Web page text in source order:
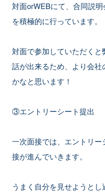
対面orWEBにて、合同説
を積極的に行っています。
対面で参加していただく
話が出来るため、より会
かなと思います！
③エントリーシート提出
一次面接では、エントリ
接が進んでいきます。
うまく自分を見せようと